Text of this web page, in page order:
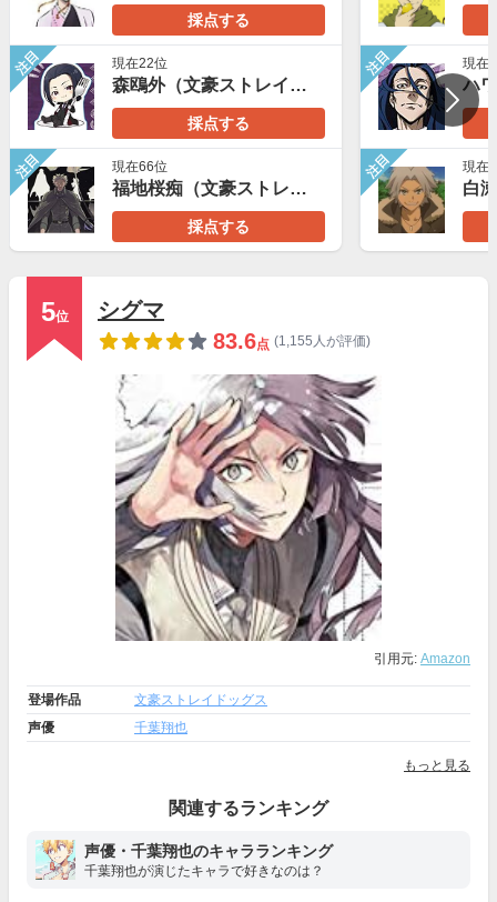
採点する
注目 現在22位
森鴎外（文豪ストレイドッグス）
採点する
注目 現在66位
福地桜痴（文豪ストレイドッグス）
採点する
注目 現在
注目 現在
5位
シグマ
83.6点 (1,155人が評価)
引用元: Amazon
登場作品
文豪ストレイドッグス
声優
千葉翔也
もっと見る
関連するランキング
声優・千葉翔也のキャラランキング
千葉翔也が演じたキャラで好きなのは？